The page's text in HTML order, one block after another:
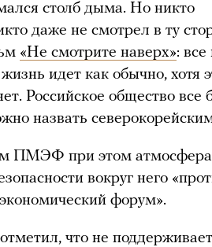
столб дыма. Но никто
даже не смотрел в ту
«Не смотрите наверх»: все
идет как обычно, хотя
Российское общество все
назвать
ПМЭФ при этом атмосфера
вокруг него
форум».
что не